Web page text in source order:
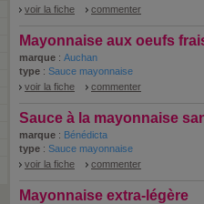
voir la fiche
commenter
Mayonnaise aux oeufs
marque : Auchan
type : Sauce mayonnaise
voir la fiche
commenter
Sauce à la mayonnaise
marque : Bénédicta
type : Sauce mayonnaise
voir la fiche
commenter
Mayonnaise extra-légère